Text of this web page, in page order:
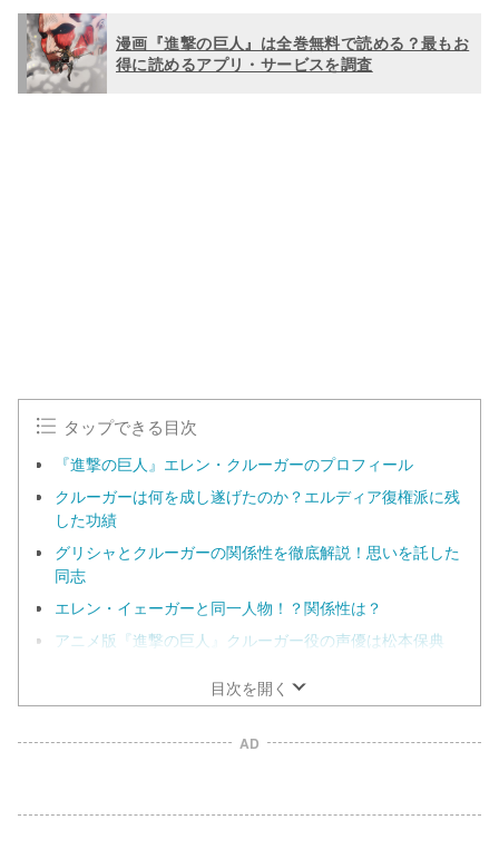
漫画『進撃の巨人』は全巻無料で読める？最もお
得に読めるアプリ・サービスを調査
タップできる目次
『進撃の巨人』エレン・クルーガーのプロフィール
クルーガーは何を成し遂げたのか？エルディア復権派に残
した功績
グリシャとクルーガーの関係性を徹底解説！思いを託した
同志
エレン・イェーガーと同一人物！？関係性は？
アニメ版『進撃の巨人』クルーガー役の声優は松本保典
目次を開く
AD